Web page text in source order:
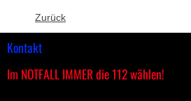
Zurück
Kontakt
Im NOTFALL IMMER die 112 wählen!